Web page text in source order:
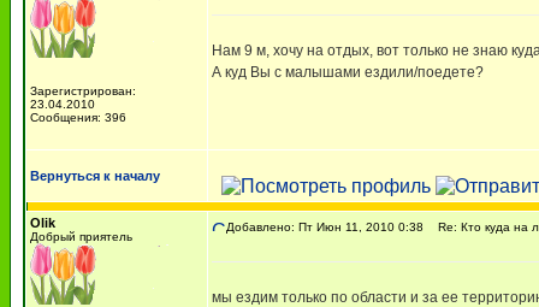
Зарегистрирован:
23.04.2010
Сообщения: 396
Нам 9 м, хочу на отдых, вот только не знаю
А куд Вы с малышами ездили/поедете?
Вернуться к началу
Olik
Добрый приятель
Добавлено: Пт Июн 11, 2010 0:38 Re: Кто куда на
мы ездим только по области и за ее